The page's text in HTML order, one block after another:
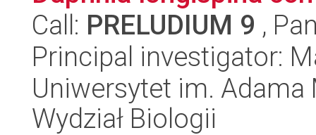
Call: PRELUDIUM 9 ,
Principal investigator:
Uniwersytet im.
Wydział Biologii